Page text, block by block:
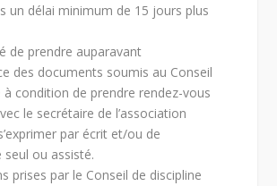
un délai minimum de 15 jours plus
de prendre auparavant
des documents soumis au Conseil
à condition de prendre rendez-vous
le secrétaire de l’association
par écrit et/ou de
ou assisté.
prises par le Conseil de discipline